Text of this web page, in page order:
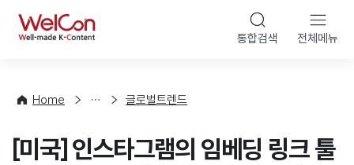
WelCon 통합검색 전체메뉴
Home
향
계
글로벌트렌드
[미국] 인스타그램의 임베딩 링크 툴